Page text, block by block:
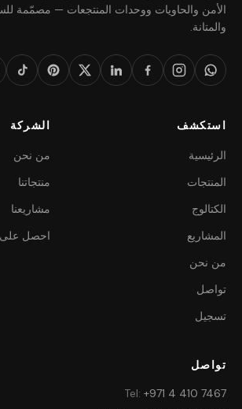
الأمن والحاويات ووحدات المنتجعات — مصمّمة
والمتانة.
استكشف
الرئيسية
المنتجات
الكتالوج
المشاريع
من نحن
تواصل
تسجيل
الشركة
من نحن
منتجاتنا
مشاريعنا
احصل
تواصل
Tel: +971 4 410 7467